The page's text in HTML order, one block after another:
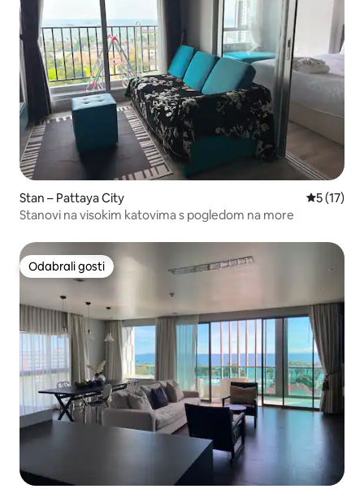
Stan – Pattaya City Prosječna
5 (17)
Stanovi na visokim katovima s pogledom na more
Odabrali gosti
Odabrali gosti